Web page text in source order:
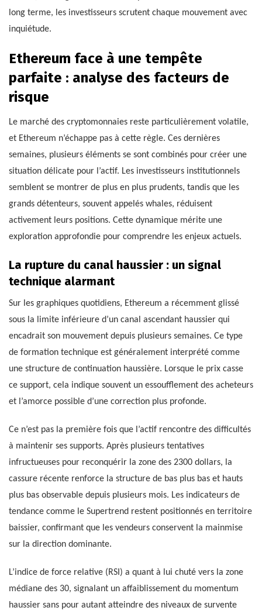
long terme, les investisseurs scrutent chaque mouvement avec
inquiétude.
Ethereum face à une tempête
parfaite : analyse des facteurs de
risque
Le marché des cryptomonnaies reste particulièrement volatile,
et Ethereum n’échappe pas à cette règle. Ces dernières
semaines, plusieurs éléments se sont combinés pour créer une
situation délicate pour l’actif. Les investisseurs institutionnels
semblent se montrer de plus en plus prudents, tandis que les
grands détenteurs, souvent appelés whales, réduisent
activement leurs positions. Cette dynamique mérite une
exploration approfondie pour comprendre les enjeux actuels.
La rupture du canal haussier : un signal
technique alarmant
Sur les graphiques quotidiens, Ethereum a récemment glissé
sous la limite inférieure d’un canal ascendant haussier qui
encadrait son mouvement depuis plusieurs semaines. Ce type
de formation technique est généralement interprété comme
une structure de continuation haussière. Lorsque le prix casse
ce support, cela indique souvent un essoufflement des acheteurs
et l’amorce possible d’une correction plus profonde.
Ce n’est pas la première fois que l’actif rencontre des difficultés
à maintenir ses supports. Après plusieurs tentatives
infructueuses pour reconquérir la zone des 2300 dollars, la
cassure récente renforce la structure de bas plus bas et hauts
plus bas observable depuis plusieurs mois. Les indicateurs de
tendance comme le Supertrend restent positionnés en territoire
baissier, confirmant que les vendeurs conservent la mainmise
sur la direction dominante.
L’indice de force relative (RSI) a quant à lui chuté vers la zone
médiane des 30, signalant un affaiblissement du momentum
haussier sans pour autant atteindre des niveaux de survente